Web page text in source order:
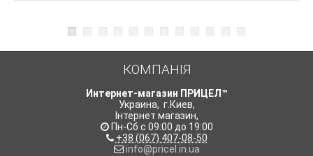
КОМПАНІЯ
Интернет-магазин ПРИЦЕЛ™
Украина, г.Киев,
Інтернет магазин,
Пн-Сб с 09:00 до 19:00
+38 (067) 407-08-50
info@pricel.in.ua